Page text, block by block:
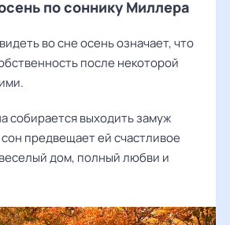
по соннику Миллера
во сне осень означает, что
после некоторой
собирается выходить замуж
предвещает ей счастливое
дом, полный любви и